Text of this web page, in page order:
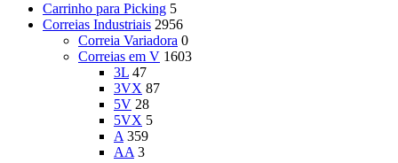
Carrinho para Picking 5
Correias Industriais 2956
Correia Variadora 0
Correias em V 1603
3L 47
3VX 87
5V 28
5VX 5
A 359
AA 3